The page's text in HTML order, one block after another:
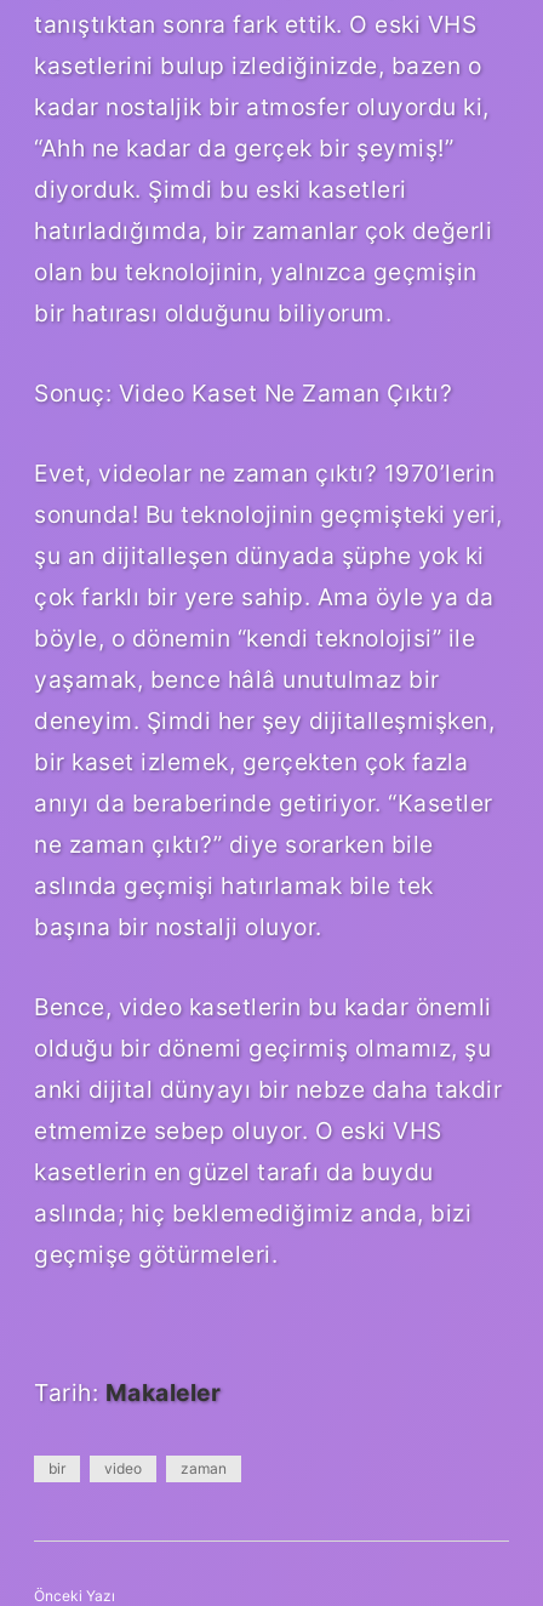
tanıştıktan sonra fark ettik. O eski VHS
kasetlerini bulup izlediğinizde, bazen o
kadar nostaljik bir atmosfer oluyordu ki,
“Ahh ne kadar da gerçek bir şeymiş!”
diyorduk. Şimdi bu eski kasetleri
hatırladığımda, bir zamanlar çok değerli
olan bu teknolojinin, yalnızca geçmişin
bir hatırası olduğunu biliyorum.
Sonuç: Video Kaset Ne Zaman Çıktı?
Evet, videolar ne zaman çıktı? 1970’lerin
sonunda! Bu teknolojinin geçmişteki yeri,
şu an dijitalleşen dünyada şüphe yok ki
çok farklı bir yere sahip. Ama öyle ya da
böyle, o dönemin “kendi teknolojisi” ile
yaşamak, bence hâlâ unutulmaz bir
deneyim. Şimdi her şey dijitalleşmişken,
bir kaset izlemek, gerçekten çok fazla
anıyı da beraberinde getiriyor. “Kasetler
ne zaman çıktı?” diye sorarken bile
aslında geçmişi hatırlamak bile tek
başına bir nostalji oluyor.
Bence, video kasetlerin bu kadar önemli
olduğu bir dönemi geçirmiş olmamız, şu
anki dijital dünyayı bir nebze daha takdir
etmemize sebep oluyor. O eski VHS
kasetlerin en güzel tarafı da buydu
aslında; hiç beklemediğimiz anda, bizi
geçmişe götürmeleri.
Tarih: Makaleler
bir video zaman
Önceki Yazı